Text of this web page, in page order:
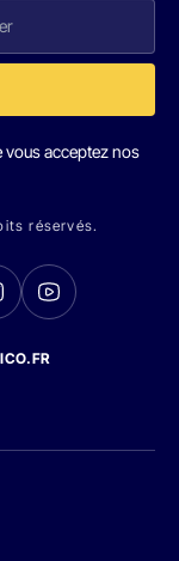
acceptez nos
réservés.